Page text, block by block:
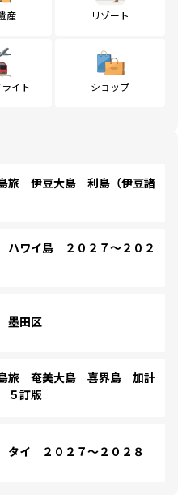
産 リゾート
イト ショップ
旅 伊豆大島 利島（伊豆諸
ワイ島 ２０２７～２０２
墨田区
旅 奄美大島 喜界島 加計
５訂版
イ ２０２７～２０２８